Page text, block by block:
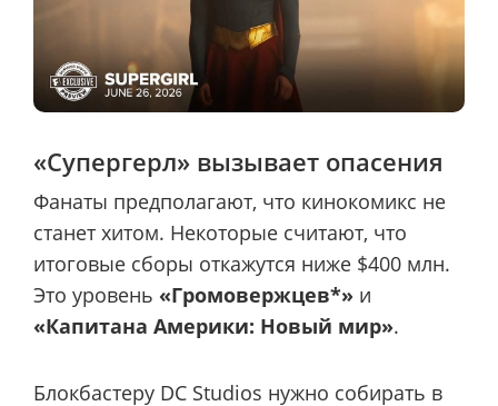
«Супергерл» вызывает опасения
Фанаты предполагают, что кинокомикс не
станет хитом. Некоторые считают, что
итоговые сборы откажутся ниже $400 млн.
Это уровень «Громовержцев*» и
«Капитана Америки: Новый мир».
Блокбастеру DC Studios нужно собирать в